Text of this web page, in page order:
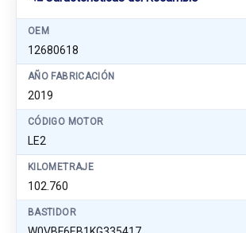
OEM
12680618
AÑO FABRICACIÓN
2019
CÓDIGO MOTOR
LE2
KILOMETRAJE
102.760
BASTIDOR